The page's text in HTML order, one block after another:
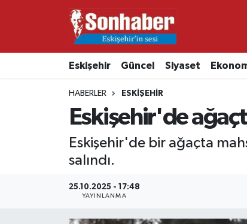
Eskişehir Güncel Siyaset
HABERLER ESKIŞEHIR
Eskişehir'de
Eskişehir'de bir ağaçta
salındı.
25.10.2025 - 17:48
YAYINLANMA
Ekonomi
Kültür & Sanat
Nöbetçi Eczaneler
Namaz Vakitleri
Trafik Durumu
Süper Lig Puan Durumu ve Fikstür
Tüm Manşetler